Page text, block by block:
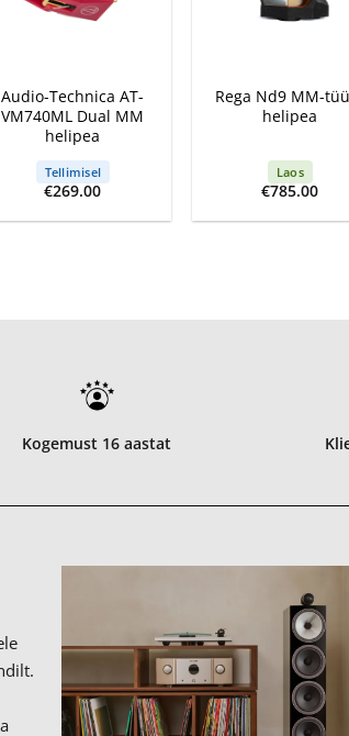
Audio-Technica AT-
VM740ML Dual MM
helipea
Tellimisel
€269.00
Rega Nd9 MM-
helipea
Laos
€785.00
Kogemust 16 aastat